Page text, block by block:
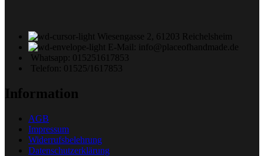
Wiesengasse 2, 61203 Reichelsheim
E-Mail: info@placeofhandmade.de
Whatsapp: 015251617853
Telefon: 01525/1617853
Information
AGB
Impressum
Widerrufsbelehrung
Datenschutzerklärung